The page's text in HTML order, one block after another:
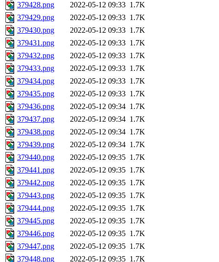
379428.png
2022-05-12 09:33 1.7K
379429.png
2022-05-12 09:33 1.7K
379430.png
2022-05-12 09:33 1.7K
379431.png
2022-05-12 09:33 1.7K
379432.png
2022-05-12 09:33 1.7K
379433.png
2022-05-12 09:33 1.7K
379434.png
2022-05-12 09:33 1.7K
379435.png
2022-05-12 09:33 1.7K
379436.png
2022-05-12 09:34 1.7K
379437.png
2022-05-12 09:34 1.7K
379438.png
2022-05-12 09:34 1.7K
379439.png
2022-05-12 09:34 1.7K
379440.png
2022-05-12 09:35 1.7K
379441.png
2022-05-12 09:35 1.7K
379442.png
2022-05-12 09:35 1.7K
379443.png
2022-05-12 09:35 1.7K
379444.png
2022-05-12 09:35 1.7K
379445.png
2022-05-12 09:35 1.7K
379446.png
2022-05-12 09:35 1.7K
379447.png
2022-05-12 09:35 1.7K
379448.png
2022-05-12 09:35 1.7K